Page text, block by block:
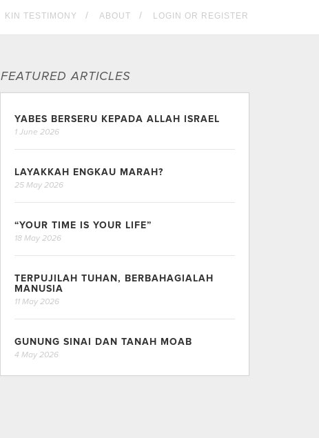
KIN TESTIMONY ABOUT LOGIN OR REGISTER
FEATURED ARTICLES
YABES BERSERU KEPADA ALLAH ISRAEL
1 June 2026
LAYAKKAH ENGKAU MARAH?
25 May 2026
“YOUR TIME IS YOUR LIFE”
18 May 2026
TERPUJILAH TUHAN, BERBAHAGIALAH
MANUSIA
11 May 2026
GUNUNG SINAI DAN TANAH MOAB
4 May 2026